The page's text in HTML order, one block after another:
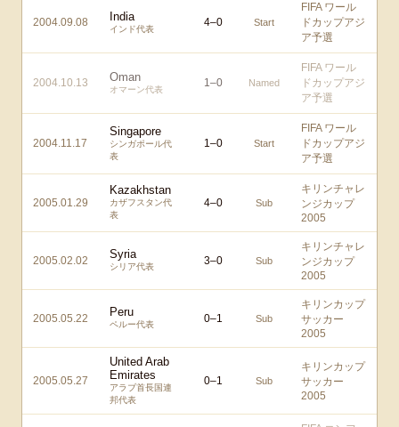
2004.09.08 India
インド代表
4–0 Start
FIFA ワール
ドカップアジ
ア予選
2004.10.13 Oman
オマーン代表
1–0 Named
FIFA ワール
ドカップアジ
ア予選
2004.11.17
Singapore
シンガポール代
表
1–0 Start
FIFA ワール
ドカップアジ
ア予選
2005.01.29
Kazakhstan
カザフスタン代
表
4–0 Sub
キリンチャレ
ンジカップ
2005
2005.02.02 Syria
シリア代表 3–0 Sub
キリンチャレ
ンジカップ
2005
2005.05.22 Peru
ペルー代表 0–1 Sub
キリンカップ
サッカー
2005
2005.05.27
United Arab
Emirates
アラブ首長国連
邦代表
0–1 Sub
キリンカップ
サッカー
2005